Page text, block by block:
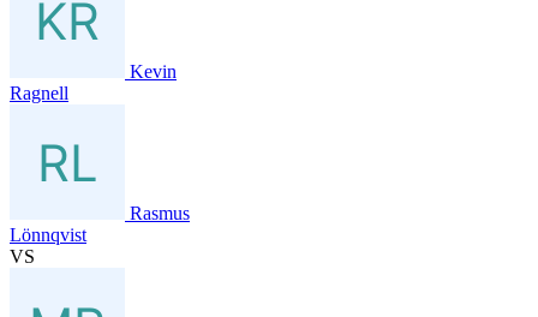
Kevin
Ragnell
Rasmus
Lönnqvist
VS